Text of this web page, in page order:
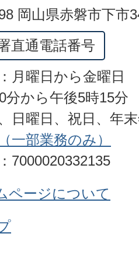
岡山県赤磐市下市
直通電話番号
月曜日から金曜日
分から午後5時15分
、日曜日、祝日、年
一部業務のみ）
7000020332135
ページについて